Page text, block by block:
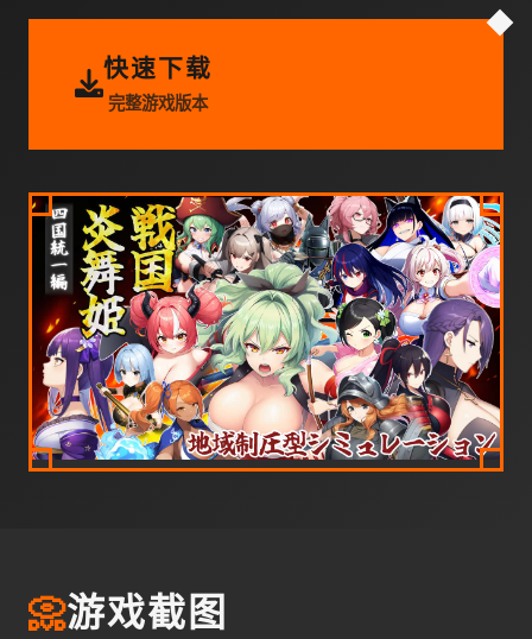
快速下载
完整游戏版本
📀游戏截图